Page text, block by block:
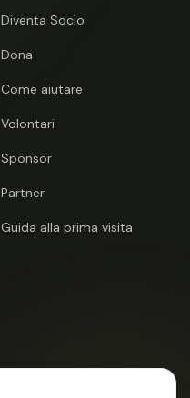
Diventa Socio
Dona
Come aiutare
Volontari
Sponsor
Partner
Guida alla prima visita